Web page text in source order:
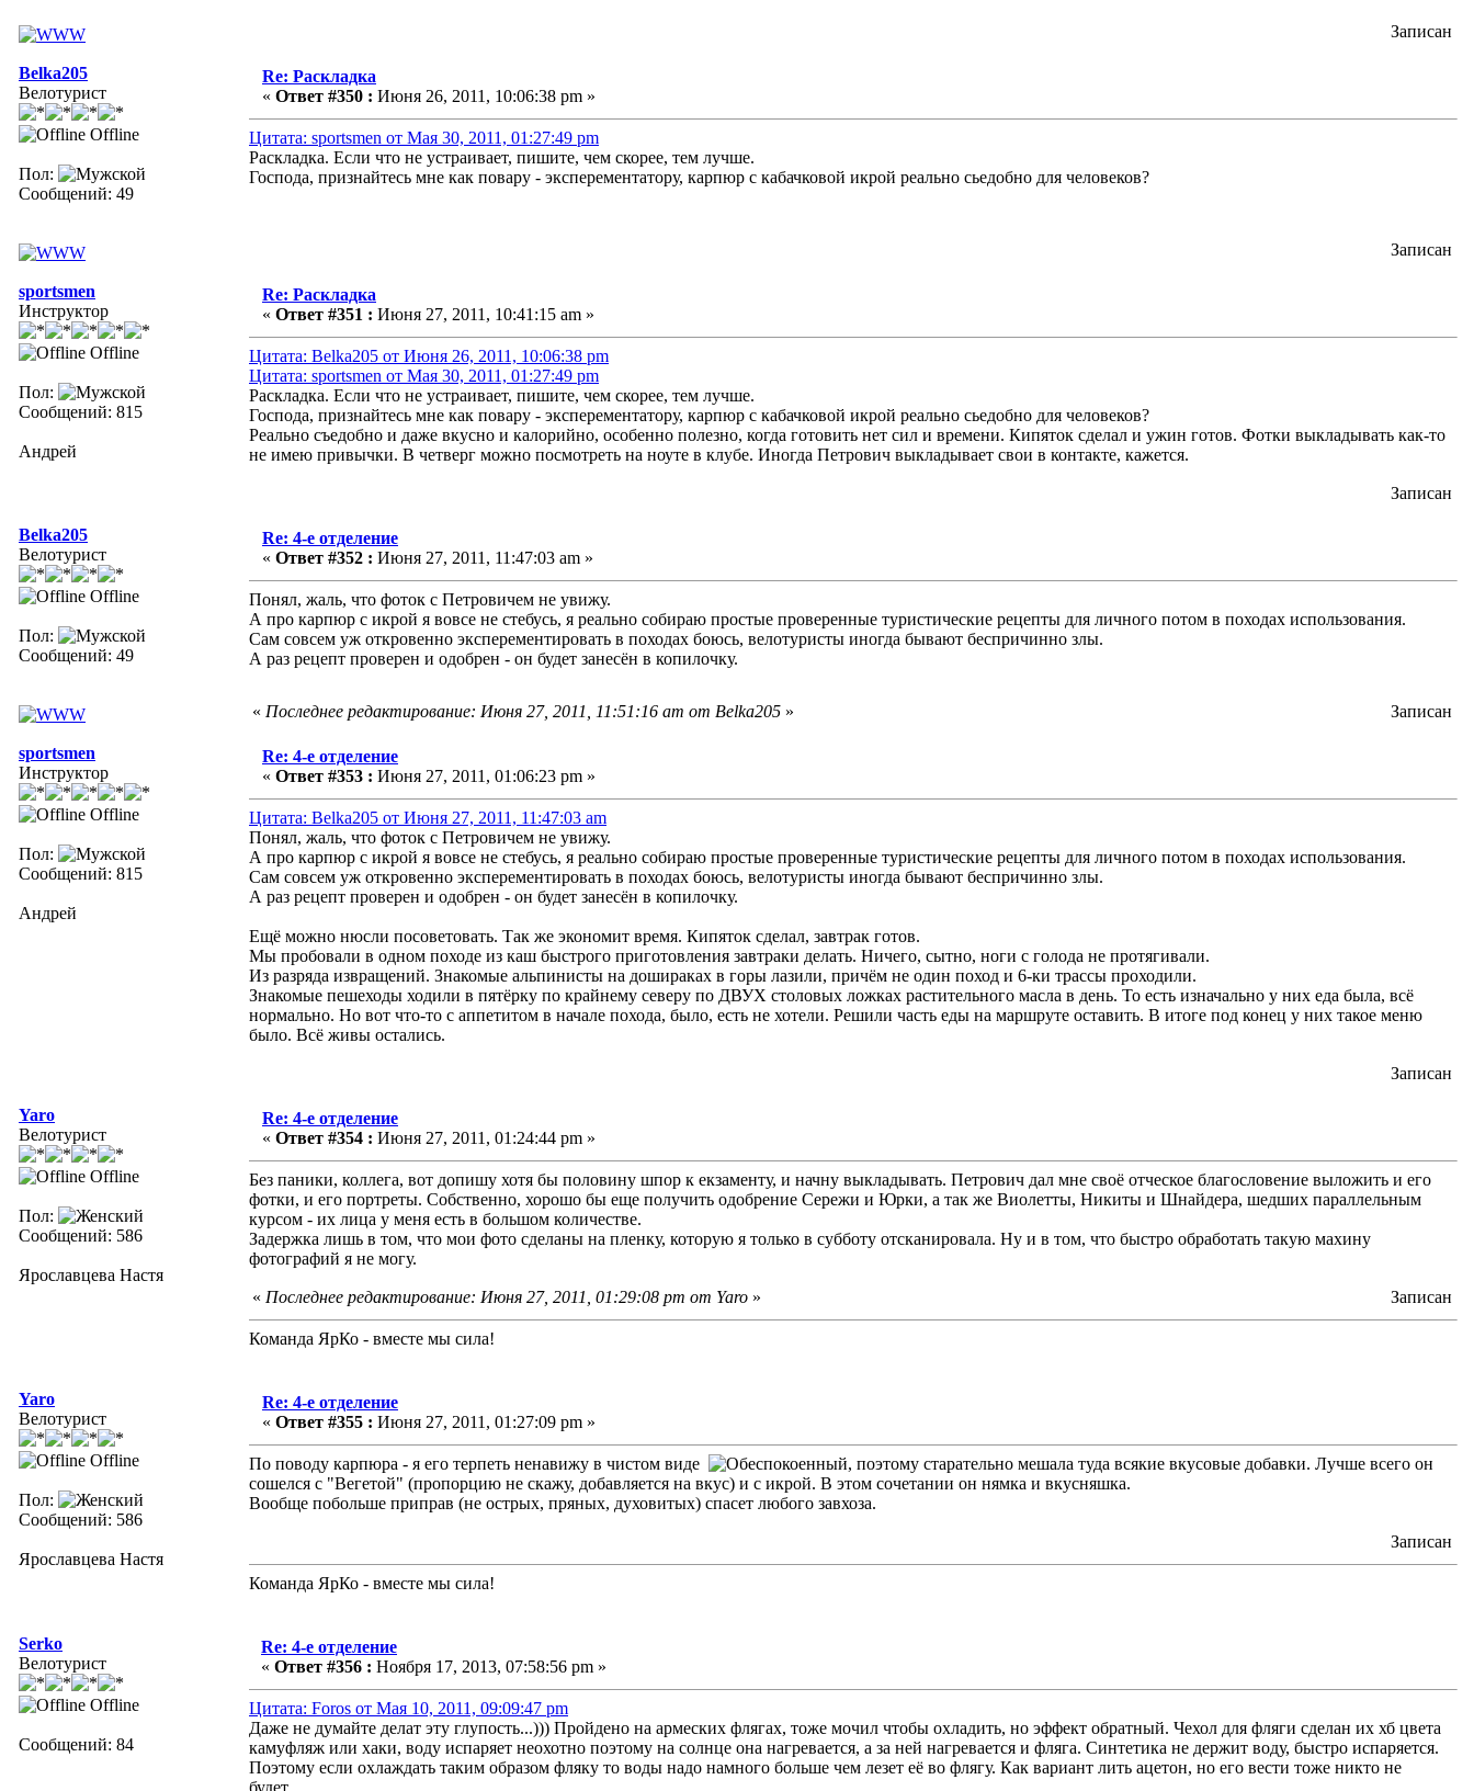
Записан
Belka205
Велотурист
Offline
Пол:
Сообщений: 49
Re: Раскладка
« Ответ #350 : Июня 26, 2011, 10:06:38 pm »
Цитата: sportsmen от Мая 30, 2011, 01:27:49 pm
Раскладка. Если что не устраивает, пишите, чем скорее, тем лучше.
Господа, признайтесь мне как повару - эксперементатору, карпюр с кабачковой икрой реально сьедобно для человеков?
Записан
sportsmen
Инструктор
Offline
Пол:
Сообщений: 815
Андрей
Re: Раскладка
« Ответ #351 : Июня 27, 2011, 10:41:15 am »
Цитата: Belka205 от Июня 26, 2011, 10:06:38 pm
Цитата: sportsmen от Мая 30, 2011, 01:27:49 pm
Раскладка. Если что не устраивает, пишите, чем скорее, тем лучше.
Господа, признайтесь мне как повару - эксперементатору, карпюр с кабачковой икрой реально сьедобно для человеков?
Реально съедобно и даже вкусно и калорийно, особенно полезно, когда готовить нет сил и времени. Кипяток сделал и ужин готов. Фотки выкладывать как-то
не имею привычки. В четверг можно посмотреть на ноуте в клубе. Иногда Петрович выкладывает свои в контакте, кажется.
Записан
Belka205
Велотурист
Offline
Пол:
Сообщений: 49
Re: 4-е отделение
« Ответ #352 : Июня 27, 2011, 11:47:03 am »
Понял, жаль, что фоток с Петровичем не увижу.
А про карпюр с икрой я вовсе не стебусь, я реально собираю простые проверенные туристические рецепты для личного потом в походах использования.
Сам совсем уж откровенно эксперементировать в походах боюсь, велотуристы иногда бывают беспричинно злы.
А раз рецепт проверен и одобрен - он будет занесён в копилочку.
« Последнее редактирование: Июня 27, 2011, 11:51:16 am от Belka205 » Записан
sportsmen
Инструктор
Offline
Пол:
Сообщений: 815
Андрей
Re: 4-е отделение
« Ответ #353 : Июня 27, 2011, 01:06:23 pm »
Цитата: Belka205 от Июня 27, 2011, 11:47:03 am
Понял, жаль, что фоток с Петровичем не увижу.
А про карпюр с икрой я вовсе не стебусь, я реально собираю простые проверенные туристические рецепты для личного потом в походах использования.
Сам совсем уж откровенно эксперементировать в походах боюсь, велотуристы иногда бывают беспричинно злы.
А раз рецепт проверен и одобрен - он будет занесён в копилочку.
Ещё можно нюсли посоветовать. Так же экономит время. Кипяток сделал, завтрак готов.
Мы пробовали в одном походе из каш быстрого приготовления завтраки делать. Ничего, сытно, ноги с голода не протягивали.
Из разряда извращений. Знакомые альпинисты на дошираках в горы лазили, причём не один поход и 6-ки трассы проходили.
Знакомые пешеходы ходили в пятёрку по крайнему северу по ДВУХ столовых ложках растительного масла в день. То есть изначально у них еда была, всё
нормально. Но вот что-то с аппетитом в начале похода, было, есть не хотели. Решили часть еды на маршруте оставить. В итоге под конец у них такое меню
было. Всё живы остались.
Записан
Yaro
Велотурист
Offline
Пол:
Сообщений: 586
Ярославцева Настя
Re: 4-е отделение
« Ответ #354 : Июня 27, 2011, 01:24:44 pm »
Без паники, коллега, вот допишу хотя бы половину шпор к екзаменту, и начну выкладывать. Петрович дал мне своё отческое благословение выложить и его
фотки, и его портреты. Собственно, хорошо бы еще получить одобрение Сережи и Юрки, а так же Виолетты, Никиты и Шнайдера, шедших параллельным
курсом - их лица у меня есть в большом количестве.
Задержка лишь в том, что мои фото сделаны на пленку, которую я только в субботу отсканировала. Ну и в том, что быстро обработать такую махину
фотографий я не могу.
« Последнее редактирование: Июня 27, 2011, 01:29:08 pm от Yaro » Записан
Команда ЯрКо - вместе мы сила!
Yaro
Велотурист
Offline
Пол:
Сообщений: 586
Ярославцева Настя
Re: 4-е отделение
« Ответ #355 : Июня 27, 2011, 01:27:09 pm »
По поводу карпюра - я его терпеть ненавижу в чистом виде
, поэтому старательно мешала туда всякие вкусовые добавки. Лучше всего он
сошелся с "Вегетой" (пропорцию не скажу, добавляется на вкус) и с икрой. В этом сочетании он нямка и вкусняшка.
Вообще побольше приправ (не острых, пряных, духовитых) спасет любого завхоза.
Записан
Команда ЯрКо - вместе мы сила!
Serko
Велотурист
Offline
Сообщений: 84
Re: 4-е отделение
« Ответ #356 : Ноября 17, 2013, 07:58:56 pm »
Цитата: Foros от Мая 10, 2011, 09:09:47 pm
Даже не думайте делат эту глупость...))) Пройдено на армеских флягах, тоже мочил чтобы охладить, но эффект обратный. Чехол для фляги сделан их хб цвета
камуфляж или хаки, воду испаряет неохотно поэтому на солнце она нагревается, а за ней нагревается и фляга. Синтетика не держит воду, быстро испаряется.
Поэтому если охлаждать таким образом фляку то воды надо намного больше чем лезет её во флягу. Как вариант лить ацетон, но его вести тоже никто не
будет...